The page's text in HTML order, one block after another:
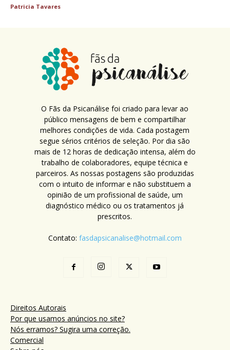
Patricia Tavares
O Fãs da Psicanálise foi criado para levar ao
público mensagens de bem e compartilhar
melhores condições de vida. Cada postagem
segue sérios critérios de seleção. Por dia são
mais de 12 horas de dedicação intensa, além do
trabalho de colaboradores, equipe técnica e
parceiros. As nossas postagens são produzidas
com o intuito de informar e não substituem a
opinião de um profissional de saúde, um
diagnóstico médico ou os tratamentos já
prescritos.
Contato: fasdapsicanalise@hotmail.com
Direitos Autorais
Por que usamos anúncios no site?
Nós erramos? Sugira uma correção.
Comercial